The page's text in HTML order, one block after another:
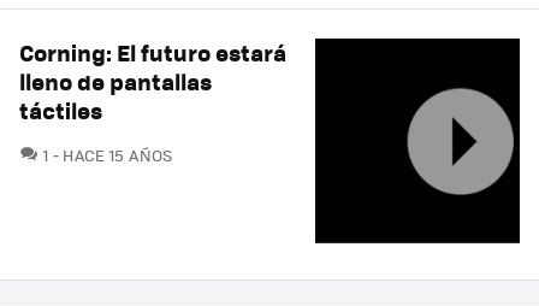
Corning: El futuro estará
lleno de pantallas
táctiles
1 COMENTARIOS
HACE 15 AÑOS